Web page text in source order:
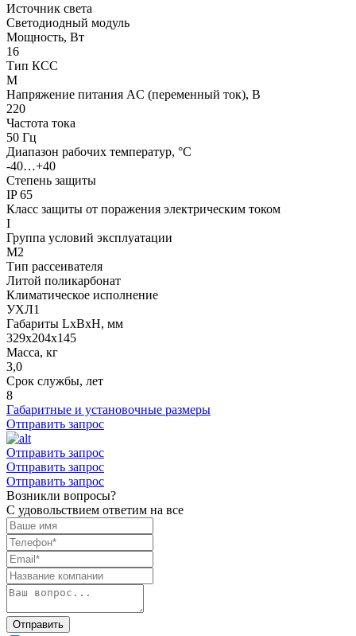
Источник света
Светодиодный модуль
Мощность, Вт
16
Тип КСС
М
Напряжение питания AC (переменный ток), В
220
Частота тока
50 Гц
Диапазон рабочих температур, °С
-40…+40
Степень защиты
IP 65
Класс защиты от поражения электрическим током
I
Группа условий эксплуатации
М2
Тип рассеивателя
Литой поликарбонат
Климатическое исполнение
УХЛ1
Габариты LxBxH, мм
329х204х145
Масса, кг
3,0
Срок службы, лет
8
Габаритные и установочные размеры
Отправить запрос
Отправить запрос
Отправить запрос
Отправить запрос
Возникли вопросы?
С удовольствием ответим на все
Отправить